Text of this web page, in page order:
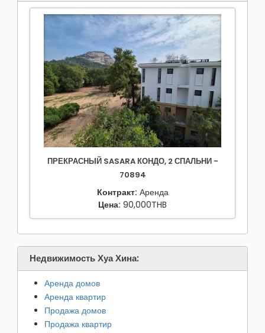
ПРЕКРАСНЫЙ SASARA КОНДО, 2 СПАЛЬНИ -
70894
Контракт: Аренда
Цена: 90,000THB
Недвижимость Хуа Хина:
Аренда домов
Аренда квартир
Продажа домов
Продажа квартир